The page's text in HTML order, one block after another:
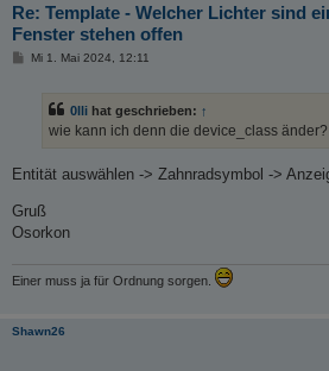
Re: Template - Welcher Lichter sind
Fenster stehen offen
BMi 1. Mai 2024, 12:11
0lli hat geschrieben: ↑
wie kann ich denn die device_class änder?
Entität auswählen -> Zahnradsymbol ->
Gruß
Osorkon
Einer muss ja für Ordnung sorgen.
Shawn26